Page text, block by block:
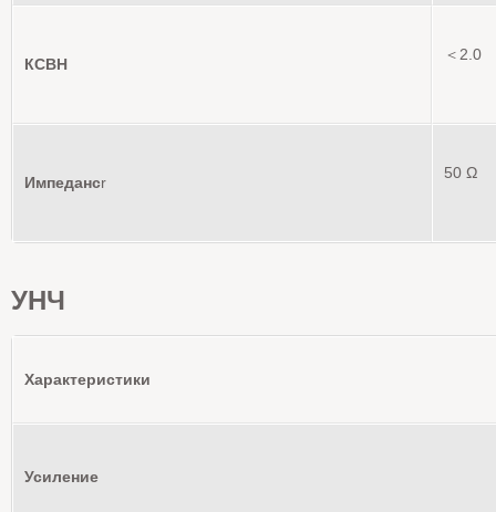
КСВН
＜2.0
Импедансr
50 Ω
УНЧ
Характеристики
Усиление